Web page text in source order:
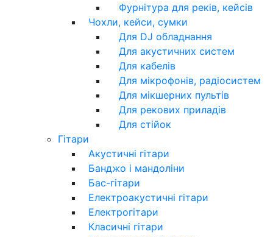
Фурнітура для реків, кейсів
Чохли, кейси, сумки
Для DJ обладнання
Для акустичних систем
Для кабелів
Для мікрофонів, радіосистем
Для мікшерних пультів
Для рекових приладів
Для стійок
Гітари
Акустичні гітари
Банджо і мандоліни
Бас-гітари
Електроакустичні гітари
Електрогітари
Класичні гітари